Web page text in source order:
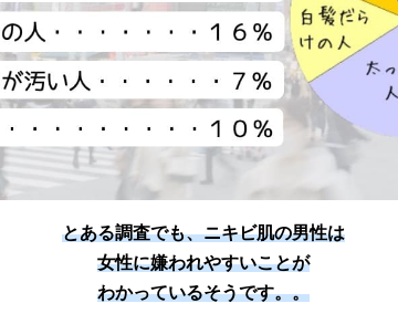
とある調査でも、ニキビ肌の男性は
女性に嫌われやすいことが
わかっているそうです。。